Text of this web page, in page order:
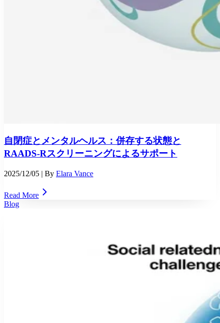
自閉症とメンタルヘルス：併存する状態と
RAADS-Rスクリーニングによるサポート
2025/12/05 | By Elara Vance
Read More
Blog